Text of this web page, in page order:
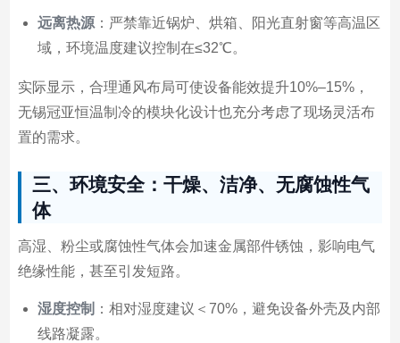
远离热源：严禁靠近锅炉、烘箱、阳光直射窗等高温区
域，环境温度建议控制在≤32℃。
实际显示，合理通风布局可使设备能效提升10%–15%，
无锡冠亚恒温制冷的模块化设计也充分考虑了现场灵活布
置的需求。
三、环境安全：干燥、洁净、无腐蚀性气
体
高湿、粉尘或腐蚀性气体会加速金属部件锈蚀，影响电气
绝缘性能，甚至引发短路。
湿度控制 ：相对湿度建议＜70%，避免设备外壳及内部
线路凝露。